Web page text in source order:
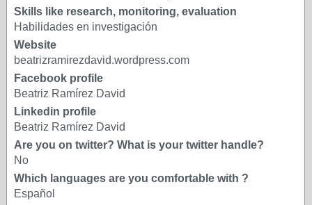
Skills like research, monitoring, evaluation
Habilidades en investigación
Website
beatrizramirezdavid.wordpress.com
Facebook profile
Beatriz Ramírez David
Linkedin profile
Beatriz Ramírez David
Are you on twitter? What is your twitter handle?
No
Which languages are you comfortable with ?
Español